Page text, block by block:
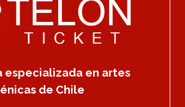
especializada en artes
de Chile